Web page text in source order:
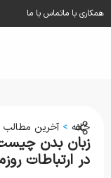
همکاری با ماتماس با ما
خانه > آخرین مطالب
زبان بدن
در ارتباطات